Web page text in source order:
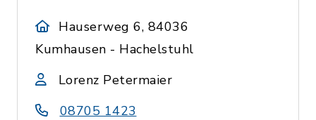
Hauserweg 6, 84036
Kumhausen - Hachelstuhl
Lorenz Petermaier
08705 1423